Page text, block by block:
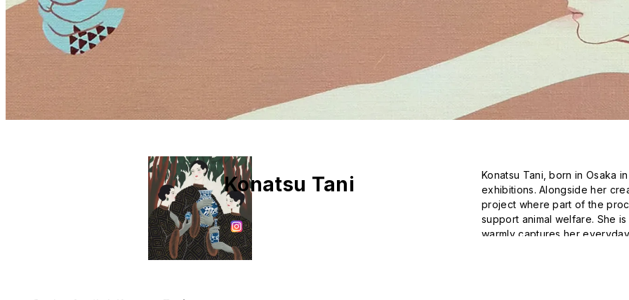
Konatsu Tani
Konatsu Tani, born in Osaka
exhibitions. Alongside her
project where part of the
support animal welfare. She
warmly captures her